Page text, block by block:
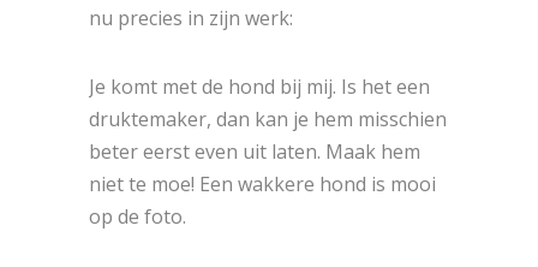
nu precies in zijn werk:
Je komt met de hond bij mij. Is het een
druktemaker, dan kan je hem misschien
beter eerst even uit laten. Maak hem
niet te moe! Een wakkere hond is mooi
op de foto.